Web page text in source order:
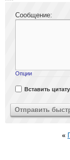
Сообщение:
Опции
Вставить
«